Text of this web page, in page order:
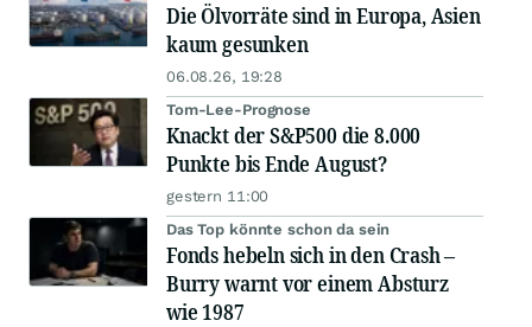
Die Ölvorräte sind in Europa, Asien
kaum gesunken
06.08.26, 19:28
Tom-Lee-Prognose
Knackt der S&P500 die 8.000
Punkte bis Ende August?
gestern 11:00
Das Top könnte schon da sein
Fonds hebeln sich in den Crash –
Burry warnt vor einem Absturz
wie 1987